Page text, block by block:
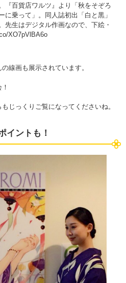
『百貨店ワルツ』より「秋をそぞろ
に乗って」。同人誌初出「白と黒」
先生はデジタル作画なので、下絵・
XO7pVlBA6o
線画も展示されています。
じっくりご覧になってくださいね。
イントも！